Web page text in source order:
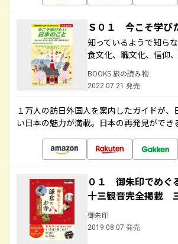
Ｓ０１ 今こそ学び
知っているようで知ら
食文化、職文化、信仰
BOOKS 旅の読み物
2022.07.21 発売
１万人の訪日外国人を案内したガイドが、
い日本の魅力が満載。日本の再発見ができ
０１ 御朱印でめぐ
十三観音完全掲載
御朱印
2019.08.07 発売